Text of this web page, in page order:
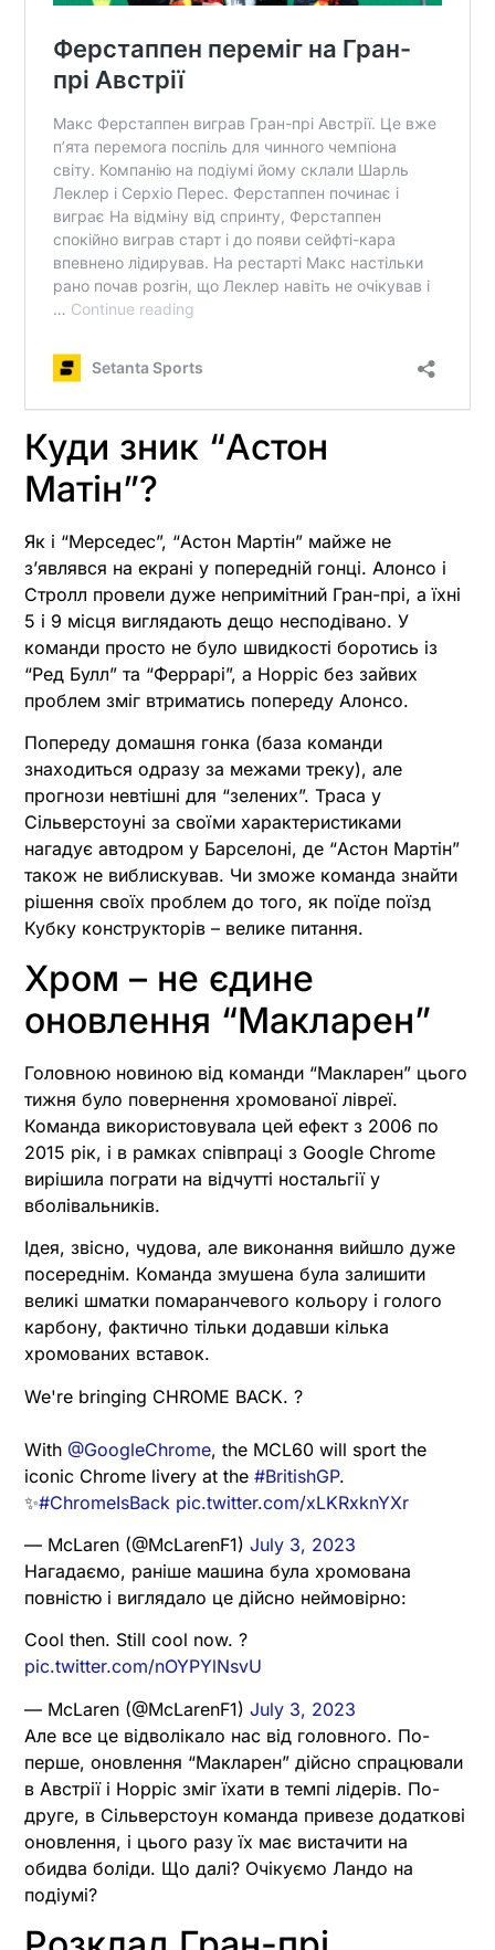
Куди зник “Астон
Матін”?
Як і “Мерседес”, “Астон Мартін” майже не
з’являвся на екрані у попередній гонці. Алонсо і
Стролл провели дуже непримітний Гран-прі, а їхні
5 і 9 місця виглядають дещо несподівано. У
команди просто не було швидкості боротись із
“Ред Булл” та “Феррарі”, а Норріс без зайвих
проблем зміг втриматись попереду Алонсо.
Попереду домашня гонка (база команди
знаходиться одразу за межами треку), але
прогнози невтішні для “зелених”. Траса у
Сільверстоуні за своїми характеристиками
нагадує автодром у Барселоні, де “Астон Мартін”
також не виблискував. Чи зможе команда знайти
рішення своїх проблем до того, як поїде поїзд
Кубку конструкторів – велике питання.
Хром – не єдине
оновлення “Макларен”
Головною новиною від команди “Макларен” цього
тижня було повернення хромованої лівреї.
Команда використовувала цей ефект з 2006 по
2015 рік, і в рамках співпраці з Google Chrome
вирішила пограти на відчутті ностальгії у
вболівальників.
Ідея, звісно, чудова, але виконання вийшло дуже
посереднім. Команда змушена була залишити
великі шматки помаранчевого кольору і голого
карбону, фактично тільки додавши кілька
хромованих вставок.
We're bringing CHROME BACK. ?
With @GoogleChrome, the MCL60 will sport the
iconic Chrome livery at the #BritishGP.
✨#ChromeIsBack pic.twitter.com/xLKRxknYXr
— McLaren (@McLarenF1) July 3, 2023
Нагадаємо, раніше машина була хромована
повністю і виглядало це дійсно неймовірно:
Cool then. Still cool now. ?
pic.twitter.com/nOYPYlNsvU
— McLaren (@McLarenF1) July 3, 2023
Але все це відволікало нас від головного. По-
перше, оновлення “Макларен” дійсно спрацювали
в Австрії і Норріс зміг їхати в темпі лідерів. По-
друге, в Сільверстоун команда привезе додаткові
оновлення, і цього разу їх має вистачити на
обидва боліди. Що далі? Очікуємо Ландо на
подіумі?